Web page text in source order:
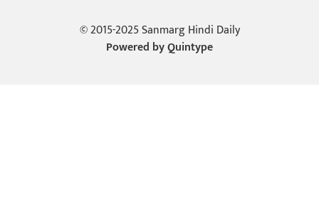
© 2015-2025 Sanmarg Hindi Daily
Powered byQuintype